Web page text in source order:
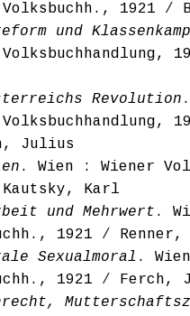
1921 /
und
Revolution
Julius
. Wien : Wiener
Kautsky, Karl
und Mehrwert .
1921 /
Sexualmoral .
1921 / Ferch,